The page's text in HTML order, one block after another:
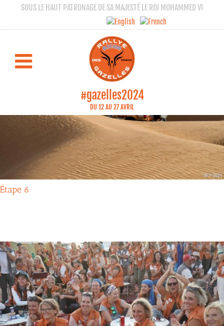
SOUS LE HAUT PATRONAGE DE SA MAJESTÉ LE ROI MOHAMMED VI
#gazelles2024
DU 12 AU 27 AVRIL
Étape 6